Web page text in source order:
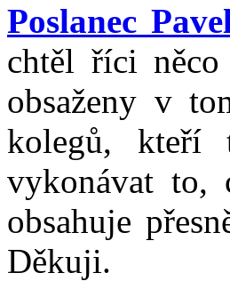
Poslanec
chtěl říci něco
obsaženy v
kolegů, kteří
vykonávat to,
obsahuje
Děkuji.